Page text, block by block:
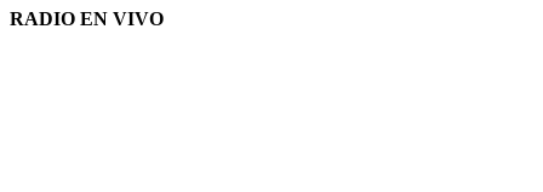
RADIO EN VIVO